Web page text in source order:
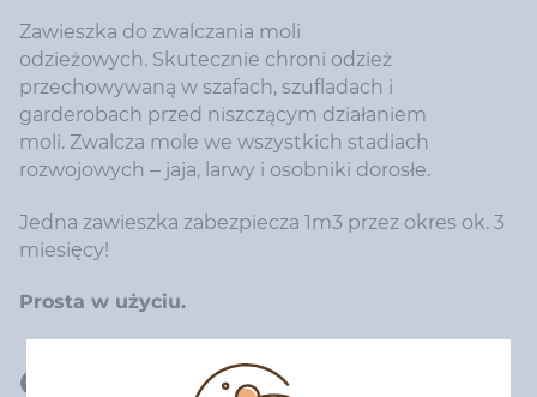
Zawieszka do zwalczania moli
odzieżowych. Skutecznie chroni odzież
przechowywaną w szafach, szufladach i
garderobach przed niszczącym działaniem
moli. Zwalcza mole we wszystkich stadiach
rozwojowych – jaja, larwy i osobniki dorosłe.
Jedna zawieszka zabezpiecza 1m3 przez okres ok. 3
miesięcy!
Prosta w użyciu.
Główne cechy: